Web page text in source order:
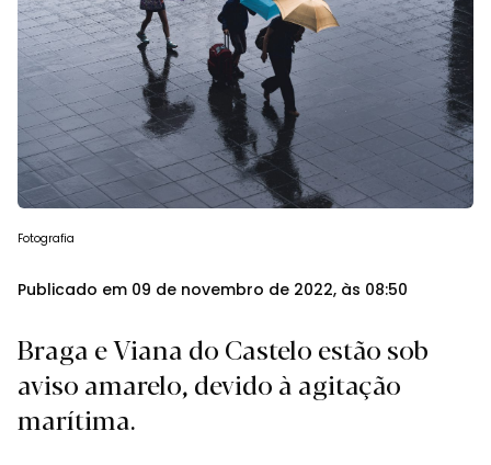
Fotografia
Publicado em 09 de novembro de 2022, às 08:50
Braga e Viana do Castelo estão sob
aviso amarelo, devido à agitação
marítima.